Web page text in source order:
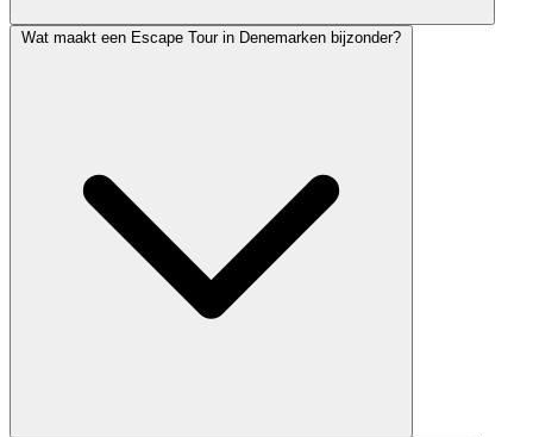
Wat maakt een Escape Tour in Denemarken bijzonder?